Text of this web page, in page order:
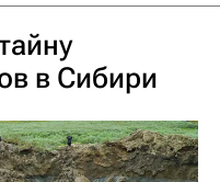
в Сибири